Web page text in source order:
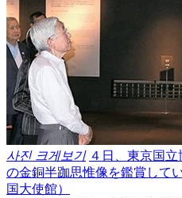
사진 크게보기 ４日、東京国
の金銅半跏思惟像を鑑賞して
国大使館）